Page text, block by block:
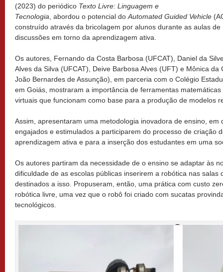
(2023) do periódico Texto Livre: Linguagem e
Tecnologia , abordou o potencial do Automated Guided Vehicle
construído através da bricolagem por alunos durante as aulas
discussões em torno da aprendizagem ativa.
Os autores, Fernando da Costa Barbosa (UFCAT), Daniel da
Alves da Silva (UFCAT), Deive Barbosa Alves (UFT) e Mônica da
João Bernardes de Assunção), em parceria com o Colégio
em Goiás, mostraram a importância de ferramentas
virtuais que funcionam como base para a produção de modelos
Assim, apresentaram uma metodologia inovadora de ensino, em
engajados e estimulados a participarem do processo de criação
aprendizagem ativa e para a inserção dos estudantes em uma
Os autores partiram da necessidade de o ensino se adaptar às
dificuldade de as escolas públicas inserirem a robótica nas salas
destinados a isso. Propuseram, então, uma prática com custo
robótica livre, uma vez que o robô foi criado com sucatas
tecnológicos.